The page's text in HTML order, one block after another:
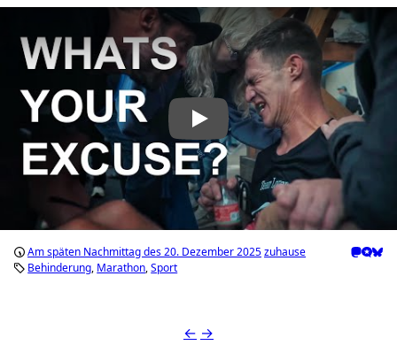
„Do it anyway“ abspielen
Am späten Nachmittag des 20. Dezember 2025zuhause
Behinderung Marathon Sport
← →